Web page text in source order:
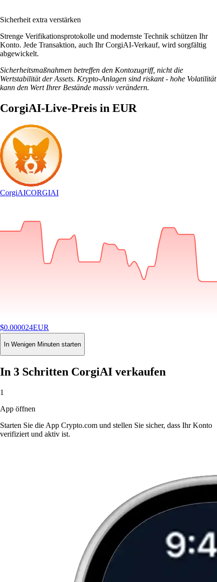
Sicherheit extra verstärken
Strenge Verifikationsprotokolle und modernste Technik schützen Ihr
Konto. Jede Transaktion, auch Ihr CorgiAI-Verkauf, wird sorgfältig
abgewickelt.
Sicherheitsmaßnahmen betreffen den Kontozugriff, nicht die
Wertstabilität der Assets. Krypto-Anlagen sind riskant - hohe Volatilität
kann den Wert Ihrer Bestände massiv verändern.
CorgiAI-Live-Preis in EUR
CorgiAICORGIAI
$0.000024EUR
-2.26%24H
Buy
In Wenigen Minuten starten
In 3 Schritten CorgiAI verkaufen
1
App öffnen
Starten Sie die App Crypto.com und stellen Sie sicher, dass Ihr Konto
verifiziert und aktiv ist.